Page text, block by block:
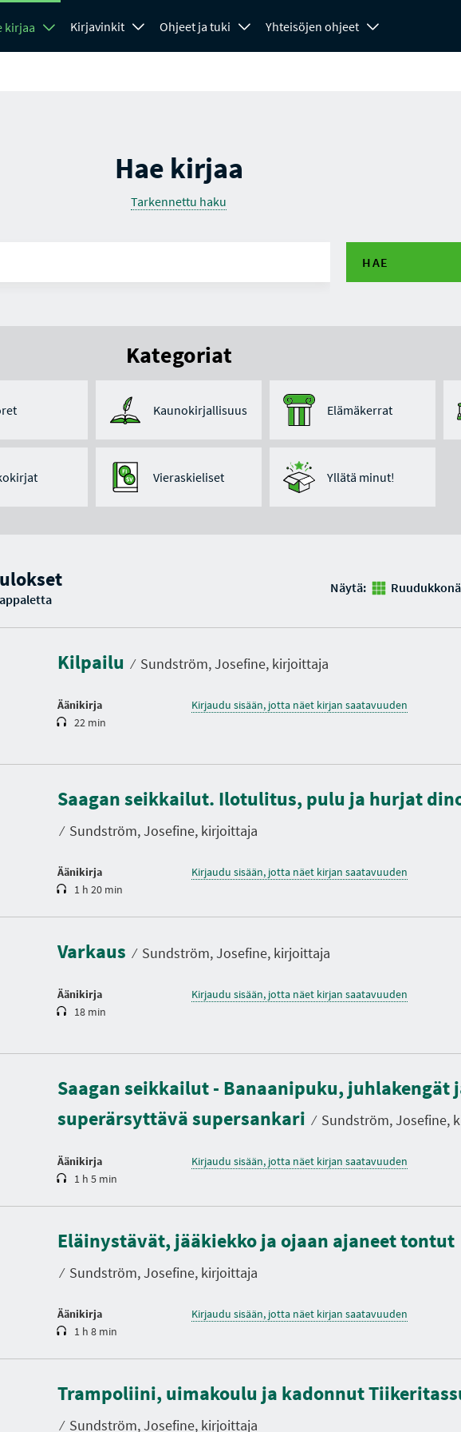
kirjaa Kirjavinkit Ohjeet ja tuki Yhteisöjen ohjeet
Hae kirjaa
Tarkennettu haku
HAE
Kategoriat
Kaunokirjallisuus Elämäkerrat
Vieraskieliset Yllätä minut!
Näytä:
Kilpailu ⁄ Sundström, Josefine, kirjoittaja
Äänikirja
s
o
22 min
Kirjaudu sisään, jotta näet kirjan saatavuuden
Saagan seikkailut. Ilotulitus, pulu ja hurjat
⁄ Sundström, Josefine, kirjoittaja
Äänikirja
K
s
t
o
1 h 20 min
Kirjaudu sisään, jotta näet kirjan saatavuuden
Varkaus ⁄ Sundström, Josefine, kirjoittaja
Äänikirja
K
s
o
18 min
Kirjaudu sisään, jotta näet kirjan saatavuuden
Saagan seikkailut - Banaanipuku, juhlakengät
superärsyttävä supersankari ⁄ Sundström, Josefine,
Äänikirja
K
s
t
o
1 h 5 min
Kirjaudu sisään, jotta näet kirjan saatavuuden
Eläinystävät, jääkiekko ja ojaan ajaneet tontut
⁄ Sundström, Josefine, kirjoittaja
Äänikirja
K
s
t
o
1 h 8 min
Kirjaudu sisään, jotta näet kirjan saatavuuden
Trampoliini, uimakoulu ja kadonnut
⁄ Sundström, Josefine, kirjoittaja
K
s
t
o